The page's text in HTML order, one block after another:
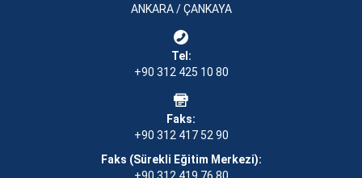
ANKARA / ÇANKAYA
Tel:
+90 312 425 10 80
Faks:
+90 312 417 52 90
Faks (Sürekli Eğitim Merkezi):